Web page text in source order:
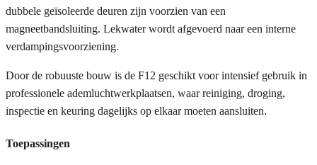
dubbele geïsoleerde deuren zijn voorzien van een
magneetbandsluiting. Lekwater wordt afgevoerd naar een interne
verdampingsvoorziening.
Door de robuuste bouw is de F12 geschikt voor intensief gebruik in
professionele ademluchtwerkplaatsen, waar reiniging, droging,
inspectie en keuring dagelijks op elkaar moeten aansluiten.
Toepassingen